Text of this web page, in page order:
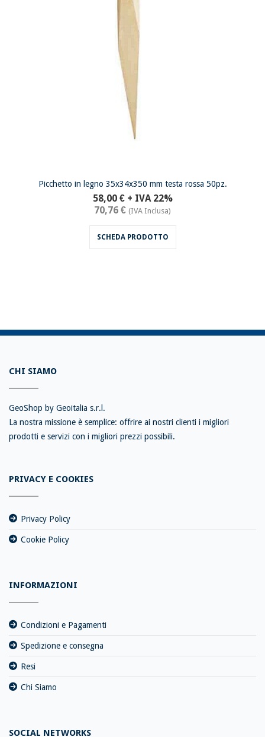
Picchetto in legno 35x34x350 mm testa rossa 50pz.
58,00 € + IVA 22%
70,76 € (IVA Inclusa)
SCHEDA PRODOTTO
CHI SIAMO
GeoShop by Geoitalia s.r.l.
La nostra missione è semplice: offrire ai nostri clienti i migliori
prodotti e servizi con i migliori prezzi possibili.
PRIVACY E COOKIES
Privacy Policy
Cookie Policy
INFORMAZIONI
Condizioni e Pagamenti
Spedizione e consegna
Resi
Chi Siamo
SOCIAL NETWORKS